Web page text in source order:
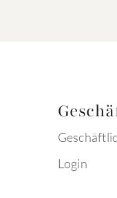
Login